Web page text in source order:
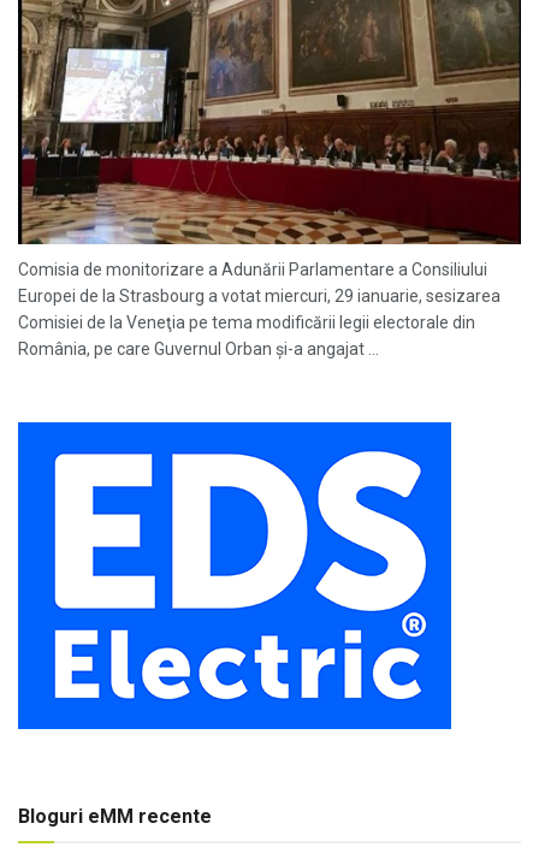
Comisia de monitorizare a Adunării Parlamentare a Consiliului
Europei de la Strasbourg a votat miercuri, 29 ianuarie, sesizarea
Comisiei de la Veneţia pe tema modificării legii electorale din
România, pe care Guvernul Orban şi-a angajat ...
Bloguri eMM recente